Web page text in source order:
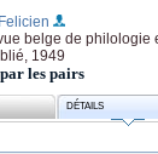
belge de philologie
1949
les pairs
DÉTAILS